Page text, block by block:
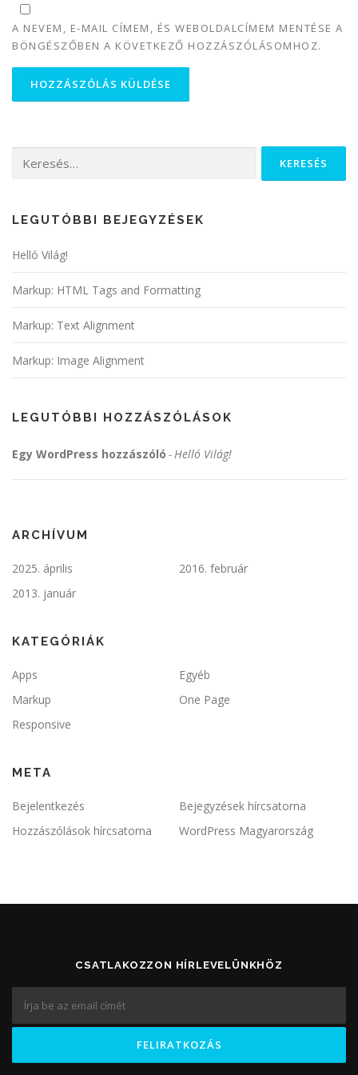
A NEVEM, E-MAIL CÍMEM, ÉS WEBOLDALCÍMEM MENTÉSE A
BÖNGÉSZŐBEN A KÖVETKEZŐ HOZZÁSZÓLÁSOMHOZ.
LEGUTÓBBI BEJEGYZÉSEK
Helló Világ!
Markup: HTML Tags and Formatting
Markup: Text Alignment
Markup: Image Alignment
LEGUTÓBBI HOZZÁSZÓLÁSOK
Egy WordPress hozzászóló -Helló Világ!
ARCHÍVUM
2025. április
2016. február
2013. január
KATEGÓRIÁK
Apps
Egyéb
Markup
One Page
Responsive
META
Bejelentkezés
Bejegyzések hírcsatorna
Hozzászólások hírcsatorna
WordPress Magyarország
CSATLAKOZZON HÍRLEVELÜNKHÖZ